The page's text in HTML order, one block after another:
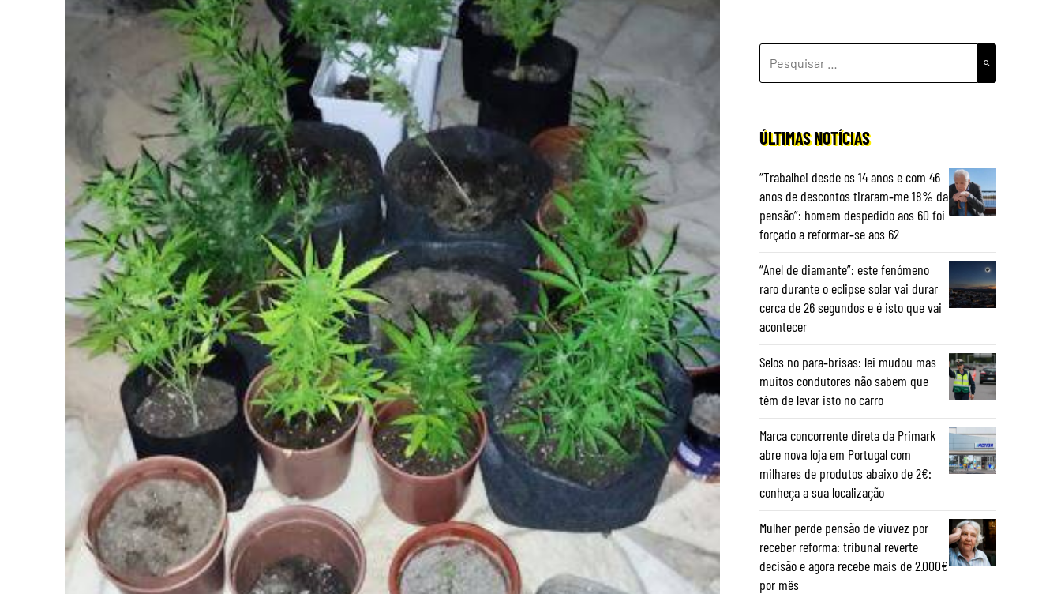
POR:
ÚLTIMAS NOTÍCIAS
“Trabalhei desde os 14 anos e com 46
anos de descontos tiraram‑me 18% da
pensão”: homem despedido aos 60 foi
forçado a reformar‑se aos 62
“Anel de diamante”: este fenómeno
raro durante o eclipse solar vai durar
cerca de 26 segundos e é isto que vai
acontecer
Selos no para‑brisas: lei mudou mas
muitos condutores não sabem que
têm de levar isto no carro
Marca concorrente direta da Primark
abre nova loja em Portugal com
milhares de produtos abaixo de 2€:
conheça a sua localização
Mulher perde pensão de viuvez por
receber reforma: tribunal reverte
decisão e agora recebe mais de 2.000€
por mês